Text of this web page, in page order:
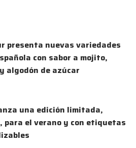
presenta nuevas variedades
con sabor a mojito,
algodón de azúcar
una edición limitada,
para el verano y con etiquetas